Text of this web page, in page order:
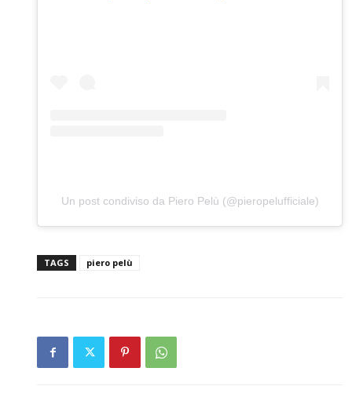
Un post condiviso da Piero Pelù (@pieropelufficiale)
TAGS piero pelù